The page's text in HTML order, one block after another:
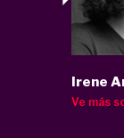
Irene
Ve más